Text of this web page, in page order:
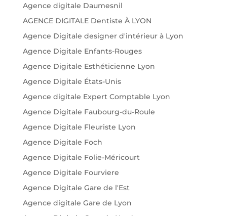
Agence digitale Daumesnil
AGENCE DIGITALE Dentiste À LYON
Agence Digitale designer d'intérieur à Lyon
Agence Digitale Enfants-Rouges
Agence Digitale Esthéticienne Lyon
Agence Digitale États-Unis
Agence digitale Expert Comptable Lyon
Agence Digitale Faubourg-du-Roule
Agence Digitale Fleuriste Lyon
Agence Digitale Foch
Agence Digitale Folie-Méricourt
Agence Digitale Fourviere
Agence Digitale Gare de l'Est
Agence digitale Gare de Lyon